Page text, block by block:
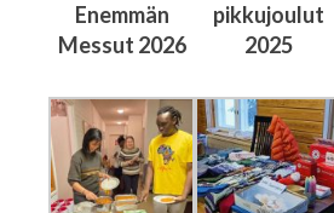
Enemmän
Messut 2026
pikkujoulut
2025